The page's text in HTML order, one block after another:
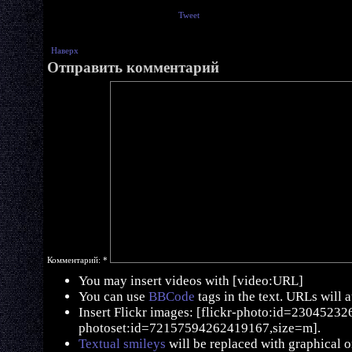
Tweet
Наверх
Отправить комментарий
Комментарий: *
You may insert videos with [video:URL]
You can use BBCode tags in the text. URLs will
Insert Flickr images: [flickr-
photoset:id=72157594262419167,size=m].
Textual smileys will be replaced with graphical